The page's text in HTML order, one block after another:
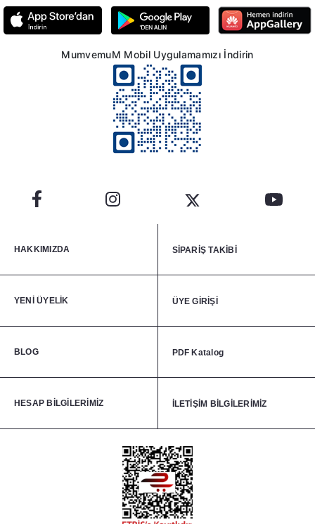
MumvemuM Mobil Uygulamamızı İndirin
HAKKIMIZDA SİPARİŞ TAKİBİ
YENİ ÜYELİK ÜYE GİRİŞİ
BLOG PDF Katalog
HESAP BİLGİLERİMİZ İLETİŞİM BİLGİLERİMİZ